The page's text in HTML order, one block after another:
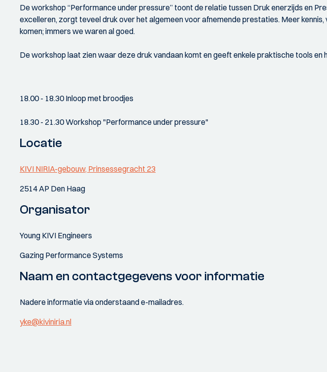
De workshop “Performance under pressure” toont de relatie tussen Druk enerzijds en
excelleren, zorgt teveel druk over het algemeen voor afnemende prestaties. Meer
komen; immers we waren al goed.
De workshop laat zien waar deze druk vandaan komt en geeft enkele praktische tools
18.00 - 18.30 Inloop met broodjes
18.30 - 21.30 Workshop "Performance under pressure"
Locatie
KIVI NIRIA-gebouw, Prinsessegracht 23
2514 AP Den Haag
Organisator
Young KIVI Engineers
Gazing Performance Systems
Naam en contactgegevens voor informatie
Nadere informatie via onderstaand e-mailadres.
yke@kiviniria.nl